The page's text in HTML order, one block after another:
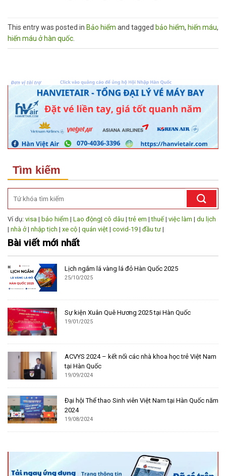
This entry was posted in Bảo hiểm and tagged bảo hiểm, hiến máu,
hiến máu ở hàn quốc
Tìm kiếm
Ví dụ: visa | bảo hiểm | Lao động| cô dâu |trẻ em |thuế| việc làm | du lịch
| nhà ở| nhập tịch | xe cộ | quán việt | covid-19 | đầu tư |
Bài viết mới nhất
Lịch ngắm lá vàng lá đỏ Hàn Quốc 2025
25/10/2025
Sự kiện Xuân Quê Hương 2025 tại Hàn Quốc
19/01/2025
ACVYS 2024 – kết nối các nhà khoa học trẻ Việt Nam
tại Hàn Quốc
19/09/2024
Đại hội Thể thao Sinh viên Việt Nam tại Hàn Quốc năm
2024
19/08/2024